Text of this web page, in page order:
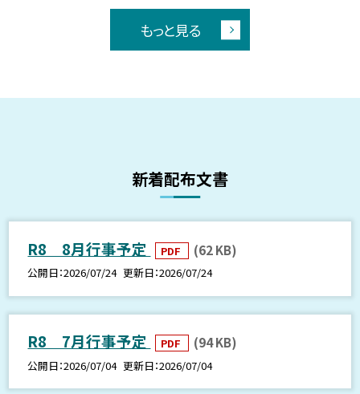
もっと見る
新着配布文書
R8 8月行事予定 PDF (62 KB)
公開日 2026/07/24 更新日 2026/07/24
R8 7月行事予定 PDF (94 KB)
公開日 2026/07/04 更新日 2026/07/04